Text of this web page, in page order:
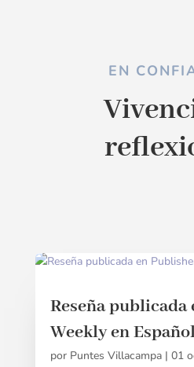
EN
Reseña
Weekly en
por Puntes Villacampa| 01